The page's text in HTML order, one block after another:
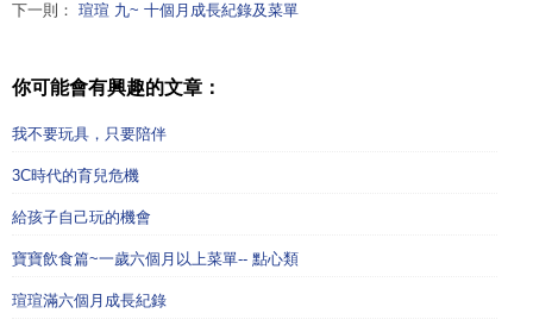
下一則： 瑄瑄 九~ 十個月成長紀錄及菜單
你可能會有興趣的文章：
我不要玩具，只要陪伴
3C時代的育兒危機
給孩子自己玩的機會
寶寶飲食篇~一歲六個月以上菜單-- 點心類
瑄瑄滿六個月成長紀錄